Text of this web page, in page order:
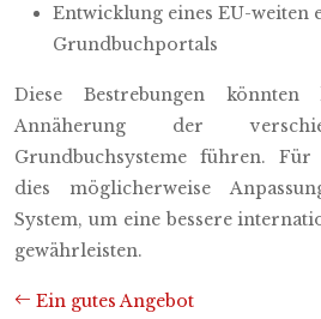
Entwicklung eines EU-weiten
Grundbuchportals
Diese Bestrebungen
Annäherung der
Grundbuchsysteme führen. Für
dies möglicherweise
System, um eine bessere
gewährleisten.
Ein gutes Angebot